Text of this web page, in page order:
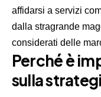
affidarsi a servizi
dalla stragrande
considerati delle
Perché è
sulla